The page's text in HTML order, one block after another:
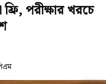
পরীক্ষার খরচে